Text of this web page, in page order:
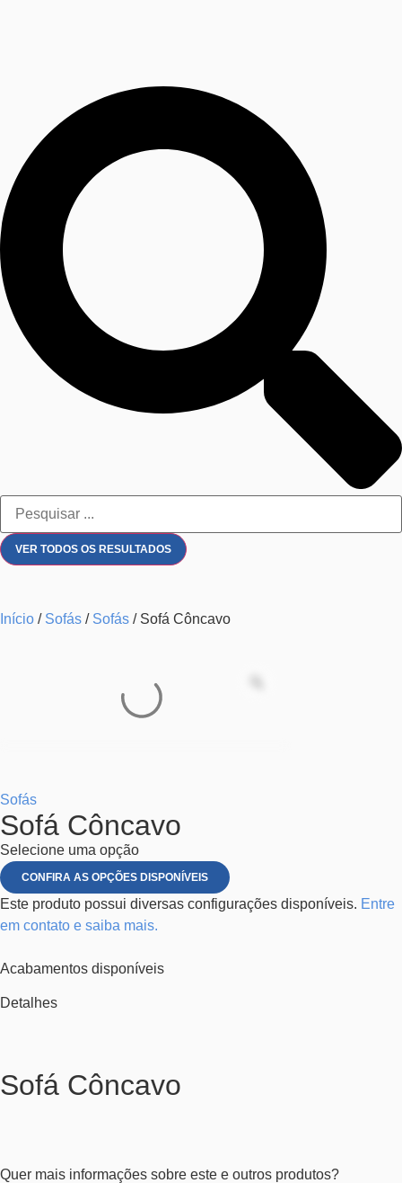
VER TODOS OS RESULTADOS
Início / Sofás / Sofás / Sofá Côncavo
Sofás
Sofá Côncavo
Selecione uma opção
CONFIRA AS OPÇÕES DISPONÍVEIS
Este produto possui diversas configurações disponíveis. Entre
em contato e saiba mais.
Acabamentos disponíveis
Detalhes
Sofá Côncavo
Quer mais informações sobre este e outros produtos?